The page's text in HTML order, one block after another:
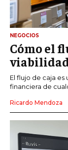
NEGOCIOS
Cómo el
viabilidad
El flujo de caja es
financiera de
Ricardo Mendoza